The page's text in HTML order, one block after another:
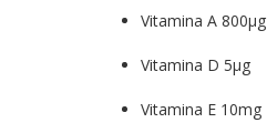
Vitamina A 800µg
Vitamina D 5µg
Vitamina E 10mg